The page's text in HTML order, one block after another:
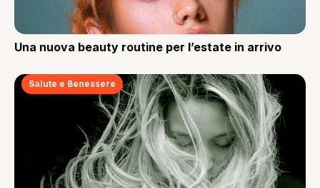
Una nuova beauty routine per l’estate in arrivo
Salute e Benessere